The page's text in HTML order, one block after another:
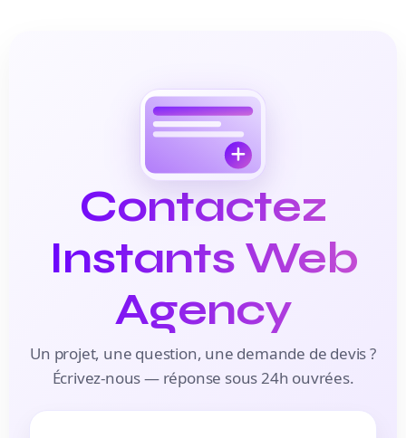
Contactez
Instants Web
Agency
Un projet, une question, une demande de devis ?
Écrivez-nous — réponse sous 24h ouvrées.